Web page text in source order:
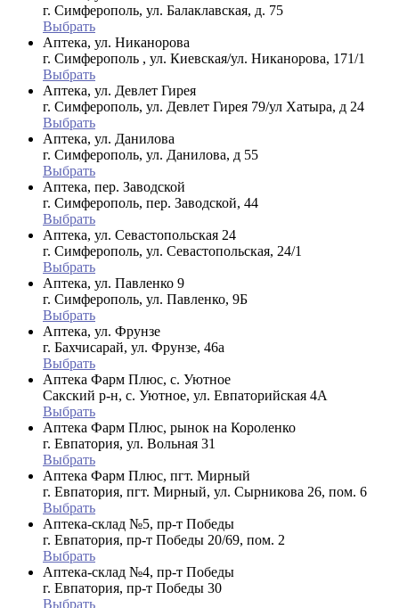
г. Симферополь, ул. Балаклавская, д. 75
Выбрать
Аптека, ул. Никанорова
г. Симферополь , ул. Киевская/ул. Никанорова, 171/1
Выбрать
Аптека, ул. Девлет Гирея
г. Симферополь, ул. Девлет Гирея 79/ул Хатыра, д 24
Выбрать
Аптека, ул. Данилова
г. Симферополь, ул. Данилова, д 55
Выбрать
Аптека, пер. Заводской
г. Симферополь, пер. Заводской, 44
Выбрать
Аптека, ул. Севастопольская 24
г. Симферополь, ул. Севастопольская, 24/1
Выбрать
Аптека, ул. Павленко 9
г. Симферополь, ул. Павленко, 9Б
Выбрать
Аптека, ул. Фрунзе
г. Бахчисарай, ул. Фрунзе, 46а
Выбрать
Аптека Фарм Плюс, с. Уютное
Сакский р-н, с. Уютное, ул. Евпаторийская 4А
Выбрать
Аптека Фарм Плюс, рынок на Короленко
г. Евпатория, ул. Вольная 31
Выбрать
Аптека Фарм Плюс, пгт. Мирный
г. Евпатория, пгт. Мирный, ул. Сырникова 26, пом. 6
Выбрать
Аптека-склад №5, пр-т Победы
г. Евпатория, пр-т Победы 20/69, пом. 2
Выбрать
Аптека-склад №4, пр-т Победы
г. Евпатория, пр-т Победы 30
Выбрать